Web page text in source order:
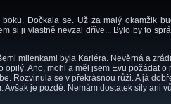
Dočkala se. Už za malý okamžik
si ji vlastně nevzal dříve... Bylo by to
milenkami byla Kariéra. Nevěrná a
opilý. Ano, mohl a měl jsem Evu požádat o
Rozvinula se v překrásnou růži. A já
Avšak je pozdě. Nemám dostatek síly ani